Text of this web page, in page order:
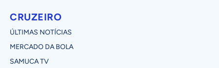
CRUZEIRO
ÚLTIMAS NOTÍCIAS
MERCADO DA BOLA
SAMUCA TV